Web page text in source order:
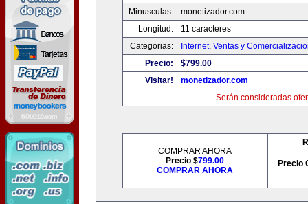
Minusculas:
monetizador.com
Longitud:
11 caracteres
Categorias:
Internet, Ventas y
Precio:
$799.00
Visitar!
monetizador.com
Serán consideradas
COMPRAR AHORA
Precio $799.00
COMPRAR AHORA
Precio